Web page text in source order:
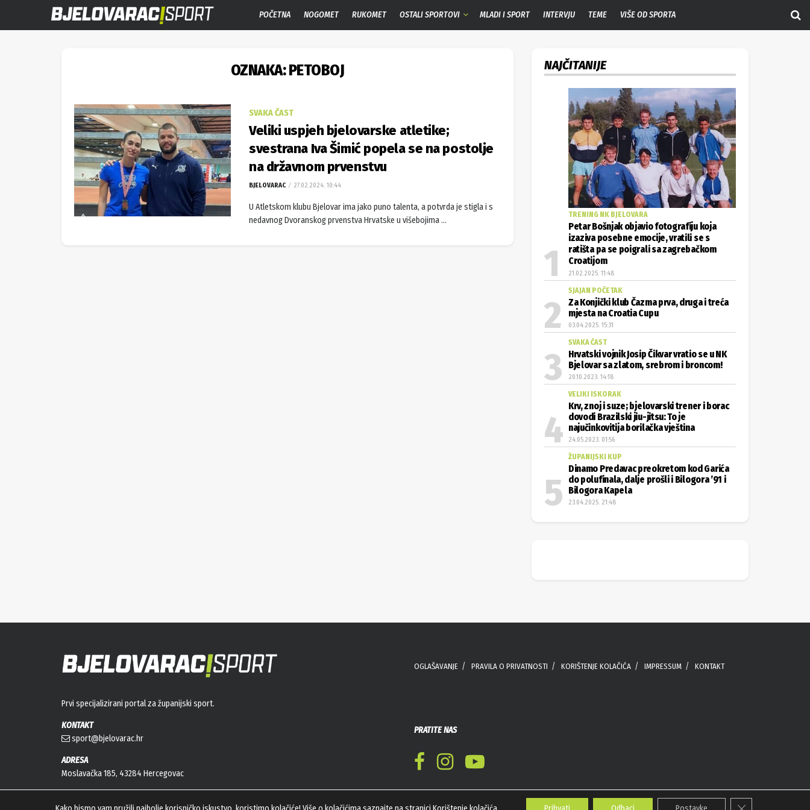
POČETNA NOGOMET RUKOMET OSTALI SPORTOVI MLADI I SPORT INTERVJU TEME VIŠE OD SPORTA
OZNAKA:PETOBOJ
SVAKA ČAST
Veliki uspjeh bjelovarske atletike;
svestrana Iva Šimić popela se na postolje
na državnom prvenstvu
BJELOVARAC 27.02.2024. 10:44
U Atletskom klubu Bjelovar ima jako puno talenta, a potvrda je stigla i s
nedavnog Dvoranskog prvenstva Hrvatske u višebojima ...
NAJČITANIJE
TRENING NK BJELOVARA
Petar Bošnjak objavio fotografiju koja
izaziva posebne emocije, vratili se s
ratišta pa se poigrali sa zagrebačkom
Croatijom
21.02.2025. 11:48
SJAJAN POČETAK
Za Konjički klub Čazma prva, druga i treća
mjesta na Croatia Cupu
03.04.2025. 15:31
SVAKA ČAST
Hrvatski vojnik Josip Čikvar vratio se u NK
Bjelovar sa zlatom, srebrom i broncom!
20.10.2023. 14:18
VELIKI ISKORAK
Krv, znoj i suze; bjelovarski trener i borac
dovodi Brazilski jiu-jitsu: To je
najučinkovitija borilačka vještina
24.05.2023. 01:56
ŽUPANIJSKI KUP
Dinamo Predavac preokretom kod Garića
do polufinala, dalje prošli i Bilogora ’91 i
Bilogora Kapela
23.04.2025. 21:48
Prvi specijalizirani portal za županijski sport.
KONTAKT
sport@bjelovarac.hr
ADRESA
Moslavačka 185, 43284 Hercegovac
OGLAŠAVANJE PRAVILA O PRIVATNOSTI KORIŠTENJE KOLAČIĆA IMPRESSUM KONTAKT
PRATITE NAS
Close GDPR Cookie